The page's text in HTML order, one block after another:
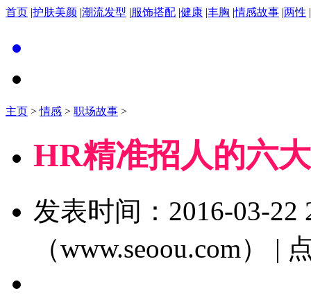
首页 |护肤美颜 |潮流发型 |服饰搭配 |健康 |丰胸 |情感故事 |两性 |
主页 >情感 > 职场故事 >
HR精准招人的六
发表时间：2016-03-22
（www.seoou.com） |